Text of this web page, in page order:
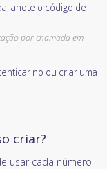
anote o código de
por chamada em
no ou criar uma
criar?
usar cada número